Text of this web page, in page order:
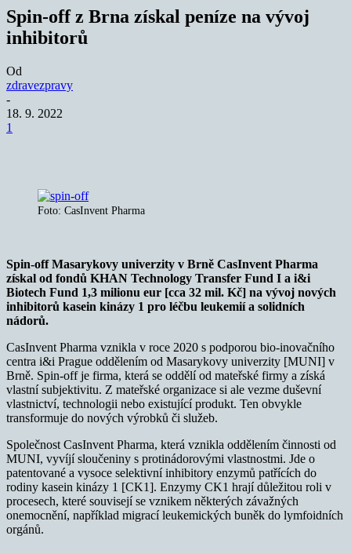
Spin-off z Brna získal peníze na vývoj
inhibitorů
Od
zdravezpravy
-
18. 9. 2022
1
Foto: CasInvent Pharma
Spin-off Masarykovy univerzity v Brně CasInvent Pharma
získal od fondů KHAN Technology Transfer Fund I a i&i
Biotech Fund 1,3 milionu eur [cca 32 mil. Kč] na vývoj nových
inhibitorů kasein kinázy 1 pro léčbu leukemií a solidních
nádorů.
CasInvent Pharma vznikla v roce 2020 s podporou bio-inovačního
centra i&i Prague oddělením od Masarykovy univerzity [MUNI] v
Brně. Spin-off je firma, která se oddělí od mateřské firmy a získá
vlastní subjektivitu. Z mateřské organizace si ale vezme duševní
vlastnictví, technologii nebo existující produkt. Ten obvykle
transformuje do nových výrobků či služeb.
Společnost CasInvent Pharma, která vznikla oddělením činnosti od
MUNI, vyvíjí sloučeniny s protinádorovými vlastnostmi. Jde o
patentované a vysoce selektivní inhibitory enzymů patřících do
rodiny kasein kinázy 1 [CK1]. Enzymy CK1 hrají důležitou roli v
procesech, které souvisejí se vznikem některých závažných
onemocnění, například migrací leukemických buněk do lymfoidních
orgánů.